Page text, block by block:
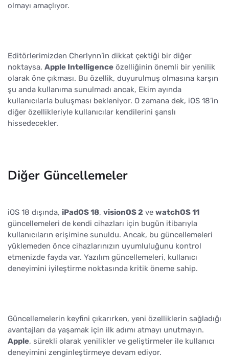
olmayı amaçlıyor.
Editörlerimizden Cherlynn’in dikkat çektiği bir diğer
noktaysa, Apple Intelligence özelliğinin önemli bir yenilik
olarak öne çıkması. Bu özellik, duyurulmuş olmasına karşın
şu anda kullanıma sunulmadı ancak, Ekim ayında
kullanıcılarla buluşması bekleniyor. O zamana dek, iOS 18’in
diğer özellikleriyle kullanıcılar kendilerini şanslı
hissedecekler.
Diğer Güncellemeler
iOS 18 dışında, iPadOS 18, visionOS 2 ve watchOS 11
güncellemeleri de kendi cihazları için bugün itibarıyla
kullanıcıların erişimine sunuldu. Ancak, bu güncellemeleri
yüklemeden önce cihazlarınızın uyumluluğunu kontrol
etmenizde fayda var. Yazılım güncellemeleri, kullanıcı
deneyimini iyileştirme noktasında kritik öneme sahip.
Güncellemelerin keyfini çıkarırken, yeni özelliklerin sağladığı
avantajları da yaşamak için ilk adımı atmayı unutmayın.
Apple, sürekli olarak yenilikler ve geliştirmeler ile kullanıcı
deneyimini zenginleştirmeye devam ediyor.